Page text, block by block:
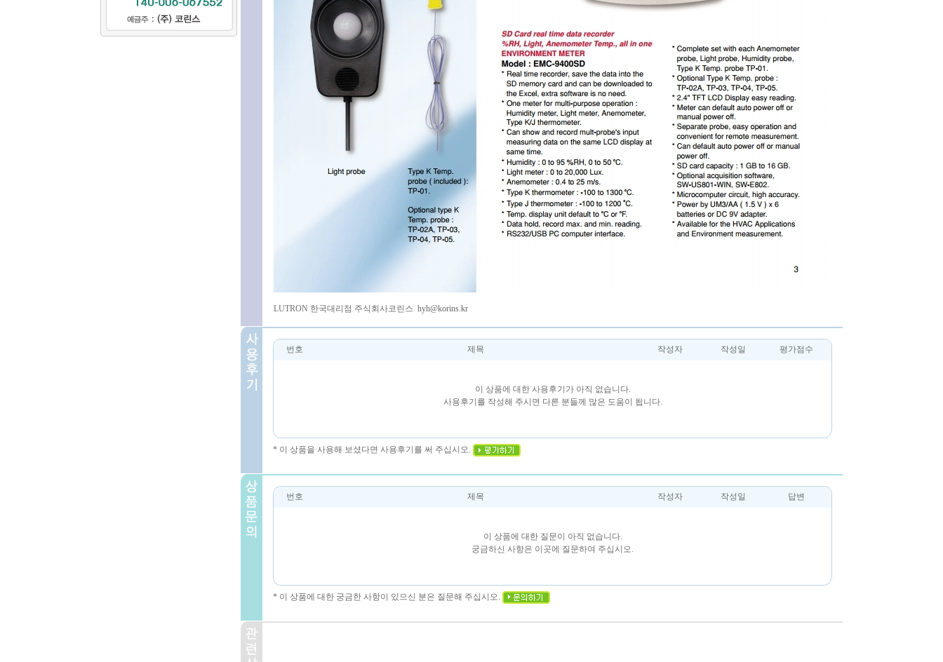
LUTRON 한국대리점 주식회사코린스 hyh@korins.kr
번호 제목 작성자 작성일 평가점수
이 상품에 대한 사용후기가 아직 없습니다.
사용후기를 작성해 주시면 다른 분들께 많은 도움이 됩니다.
* 이 상품을 사용해 보셨다면 사용후기를 써 주십시오.
번호 제목 작성자 작성일 답변
이 상품에 대한 질문이 아직 없습니다.
궁금하신 사항은 이곳에 질문하여 주십시오.
* 이 상품에 대한 궁금한 사항이 있으신 분은 질문해 주십시오.